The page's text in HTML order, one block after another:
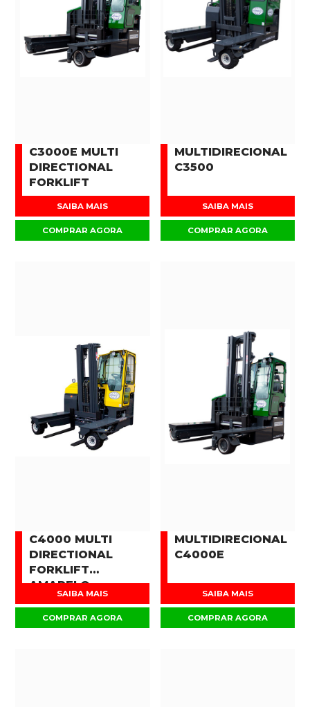
C3000E MULTI
DIRECTIONAL
FORKLIFT
SAIBA MAIS
COMPRAR AGORA
MULTIDIRECIONAL
C3500
SAIBA MAIS
COMPRAR AGORA
C4000 MULTI
DIRECTIONAL
FORKLIFT
AMARELO
SAIBA MAIS
COMPRAR AGORA
MULTIDIRECIONAL
C4000E
SAIBA MAIS
COMPRAR AGORA